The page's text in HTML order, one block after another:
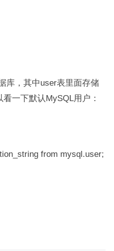
库，其中user表里面存储
一下默认MySQL用户：
from mysql.user;